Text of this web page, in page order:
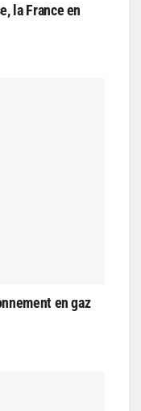
la France en
en gaz